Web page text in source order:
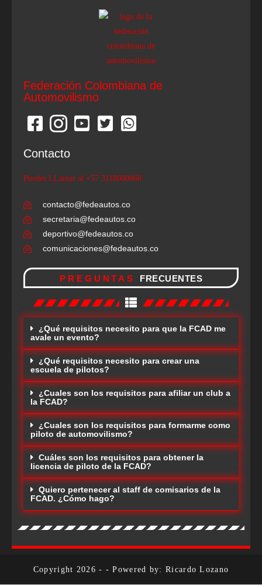
Federación Colombiana de
Automovilismo
Contacto
Puedes LLamar al +57 3118080868
contacto@fedeautos.co
secretaria@fedeautos.co
deportivo@fedeautos.co
comunicaciones@fedeautos.co
PREGUNTAS FRECUENTES
¿Qué requisitos necesito para que la FCAD me
avale un evento?
¿Qué requisitos necesito para crear una
escuela de pilotos?
¿Cuales son los requisitos para afiliar un club a
la FCAD?
¿Cuales son los requisitos para formarme como
piloto de automovilismo?
Cuáles son los requisitos para obtener la
licencia de piloto de la FCAD?
Quiero pertenecer al staff de comisarios de la
FCAD. ¿Cómo hago?
Copyright 2026 - - Powered by: Ricardo Lozano